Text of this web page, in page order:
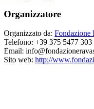
Organizzatore
Organizzato da: Fondazione
Telefono: +39 375 5477 303
Email:
Sito web: http://